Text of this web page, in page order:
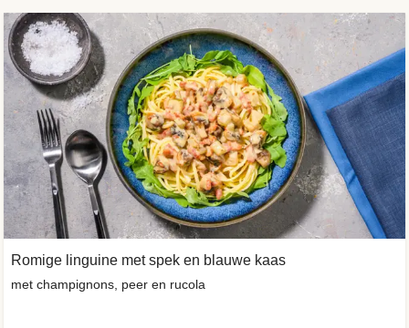
Romige linguine met spek en blauwe kaas
met champignons, peer en rucola